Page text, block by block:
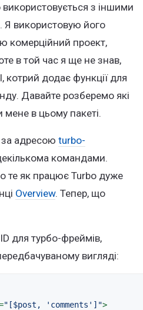
використовується з іншими
використовую його
комерційний проект,
в той час я ще не знав,
котрий додає функції для
Давайте розберемо які
мене в цьому пакеті.
адресою turbo-
командами.
те як працює Turbo дуже
Overview. Тепер, що
для турбо-фреймів,
вигляді:
"[$post, 'comments']">